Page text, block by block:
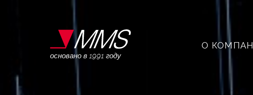
основано в 1991 году
О